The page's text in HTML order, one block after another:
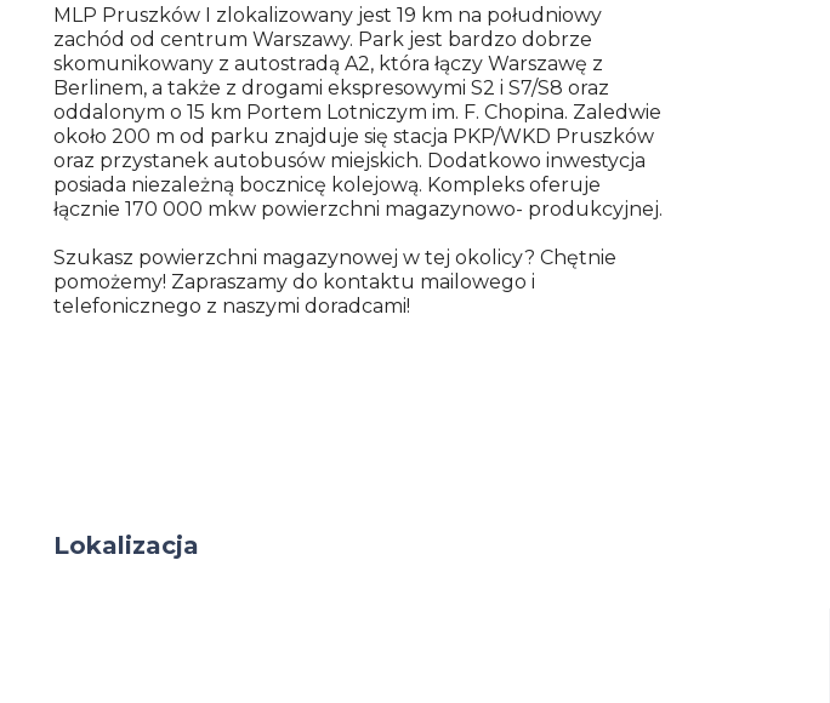
MLP Pruszków I zlokalizowany jest 19 km na południowy
zachód od centrum Warszawy. Park jest bardzo dobrze
skomunikowany z autostradą A2, która łączy Warszawę z
Berlinem, a także z drogami ekspresowymi S2 i S7/S8 oraz
oddalonym o 15 km Portem Lotniczym im. F. Chopina. Zaledwie
około 200 m od parku znajduje się stacja PKP/WKD Pruszków
oraz przystanek autobusów miejskich. Dodatkowo inwestycja
posiada niezależną bocznicę kolejową. Kompleks oferuje
łącznie 170 000 mkw powierzchni magazynowo- produkcyjnej.
Szukasz powierzchni magazynowej w tej okolicy? Chętnie
pomożemy! Zapraszamy do kontaktu mailowego i
telefonicznego z naszymi doradcami!
Lokalizacja